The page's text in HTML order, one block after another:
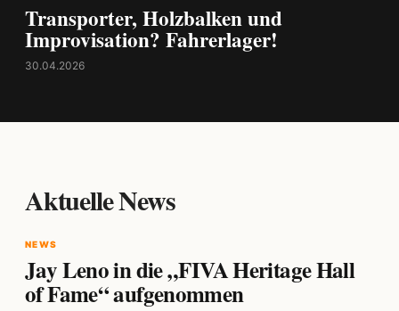
Transporter, Holzbalken und
Improvisation? Fahrerlager!
30.04.2026
Aktuelle News
NEWS
Jay Leno in die „FIVA Heritage Hall
of Fame“ aufgenommen